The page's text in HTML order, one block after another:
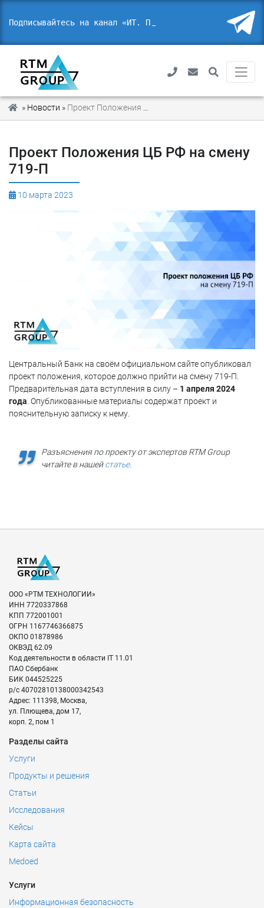
Подписывайтесь на канал «ИТ. Пра
» Новости »
Проект Положения ЦБ РФ на смену
719-П
10 марта 2023
Центральный Банк на своём официальном сайте опубликовал
проект положения, которое должно прийти на смену 719-П.
Предварительная дата вступления в силу – 1 апреля 2024
года . Опубликованные материалы содержат проект и
пояснительную записку к нему.
Разъяснения по проекту от экспертов RTM Group
читайте в нашейстатье.
ООО «РТМ ТЕХНОЛОГИИ»
ИНН 7720337868
КПП 772001001
ОГРН 1167746366875
ОКПО 01878986
ОКВЭД 62.09
Код деятельности в области IT 11.01
ПАО Сбербанк
БИК 044525225
р/с 40702810138000342543
Адрес: 111398, Москва,
ул. Плющева, дом 17,
корп. 2, пом 1
Разделы сайта
Услуги
Продукты и решения
Статьи
Исследования
Кейсы
Карта сайта
Medoed
Услуги
Информационная безопасность